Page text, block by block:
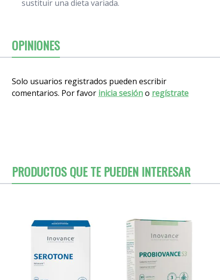
sustituir una dieta variada.
OPINIONES
Solo usuarios registrados pueden escribir
comentarios. Por favor inicia sesióno regístrate
PRODUCTOS QUE TE PUEDEN INTERESAR